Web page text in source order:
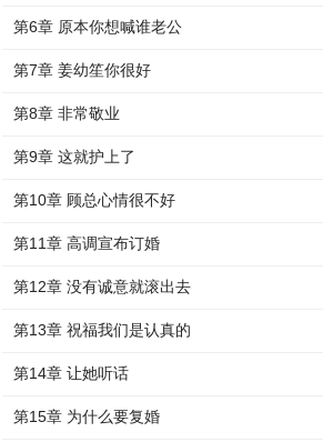
第6章 原本你想喊谁老公
第7章 姜幼笙你很好
第8章 非常敬业
第9章 这就护上了
第10章 顾总心情很不好
第11章 高调宣布订婚
第12章 没有诚意就滚出去
第13章 祝福我们是认真的
第14章 让她听话
第15章 为什么要复婚